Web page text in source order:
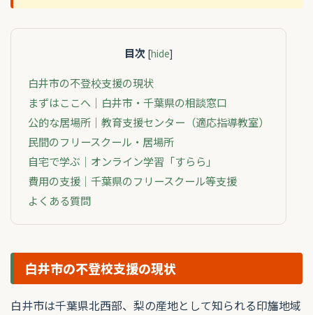
目次 [hide]
白井市の不登校支援の現状
まずはここへ｜白井市・千葉県の相談窓口
公的な居場所｜教育支援センター（適応指導教室）
民間のフリースクール・居場所
自宅で学ぶ｜オンライン学習「すらら」
費用の支援｜千葉県のフリースクール等支援
よくある質問
白井市の不登校支援の現状
白井市は千葉県北西部、梨の産地として知られる印旛地域